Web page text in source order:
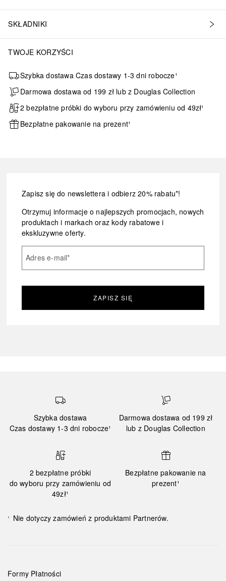
SKŁADNIKI
TWOJE KORZYŚCI
Szybka dostawa Czas dostawy 1-3 dni robocze¹
Darmowa dostawa od 199 zł lub z Douglas Collection
2 bezpłatne próbki do wyboru przy zamówieniu od 49zł¹
Bezpłatne pakowanie na prezent¹
Zapisz się do newslettera i odbierz 20% rabatu*!
Otrzymuj informacje o najlepszych promocjach, nowych
produktach i markach oraz kody rabatowe i
ekskluzywne oferty.
Adres e-mail*
ZAPISZ SIĘ
Szybka dostawa
Czas dostawy 1-3 dni robocze¹
Darmowa dostawa od 199 zł
lub z Douglas Collection
2 bezpłatne próbki
do wyboru przy zamówieniu od
49zł¹
Bezpłatne pakowanie na
prezent¹
¹ Nie dotyczy zamówień z produktami Partnerów.
Formy Płatności